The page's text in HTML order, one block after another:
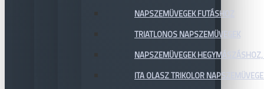
NAPSZEMÜVEGEK FUTÁSHOZ
TRIATLONOS NAPSZEMÜVEGEK
NAPSZEMÜVEGEK
ITA OLASZ TRIKOLOR